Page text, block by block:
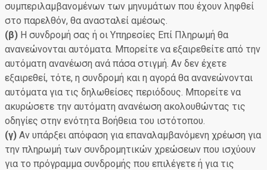
συμπεριλαμβανομένων των μηνυμάτων που έχουν ληφθεί
στο παρελθόν, θα ανασταλεί αμέσως.
(β) Η συνδρομή σας ή οι Υπηρεσίες Επί Πληρωμή θα
ανανεώνονται αυτόματα. Μπορείτε να εξαιρεθείτε από την
αυτόματη ανανέωση ανά πάσα στιγμή. Αν δεν έχετε
εξαιρεθεί, τότε, η συνδρομή και η αγορά θα ανανεώνονται
αυτόματα για τις δηλωθείσες περιόδους. Μπορείτε να
ακυρώσετε την αυτόματη ανανέωση ακολουθώντας τις
οδηγίες στην ενότητα Βοήθεια του ιστότοπου.
(γ) Αν υπάρξει απόφαση για επαναλαμβανόμενη χρέωση για
την πληρωμή των συνδρομητικών χρεώσεων που ισχύουν
για το πρόγραμμα συνδρομής που επιλέγετε ή για τις